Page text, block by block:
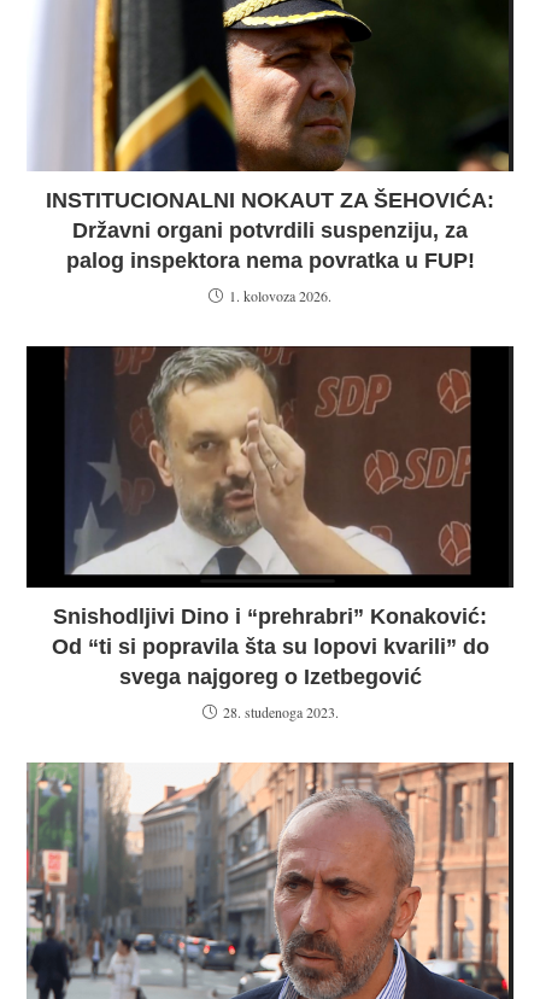
INSTITUCIONALNI NOKAUT ZA ŠEHOVIĆA:
Državni organi potvrdili suspenziju, za
palog inspektora nema povratka u FUP!
1. kolovoza 2026.
Snishodljivi Dino i “prehrabri” Konaković:
Od “ti si popravila šta su lopovi kvarili” do
svega najgoreg o Izetbegović
28. studenoga 2023.